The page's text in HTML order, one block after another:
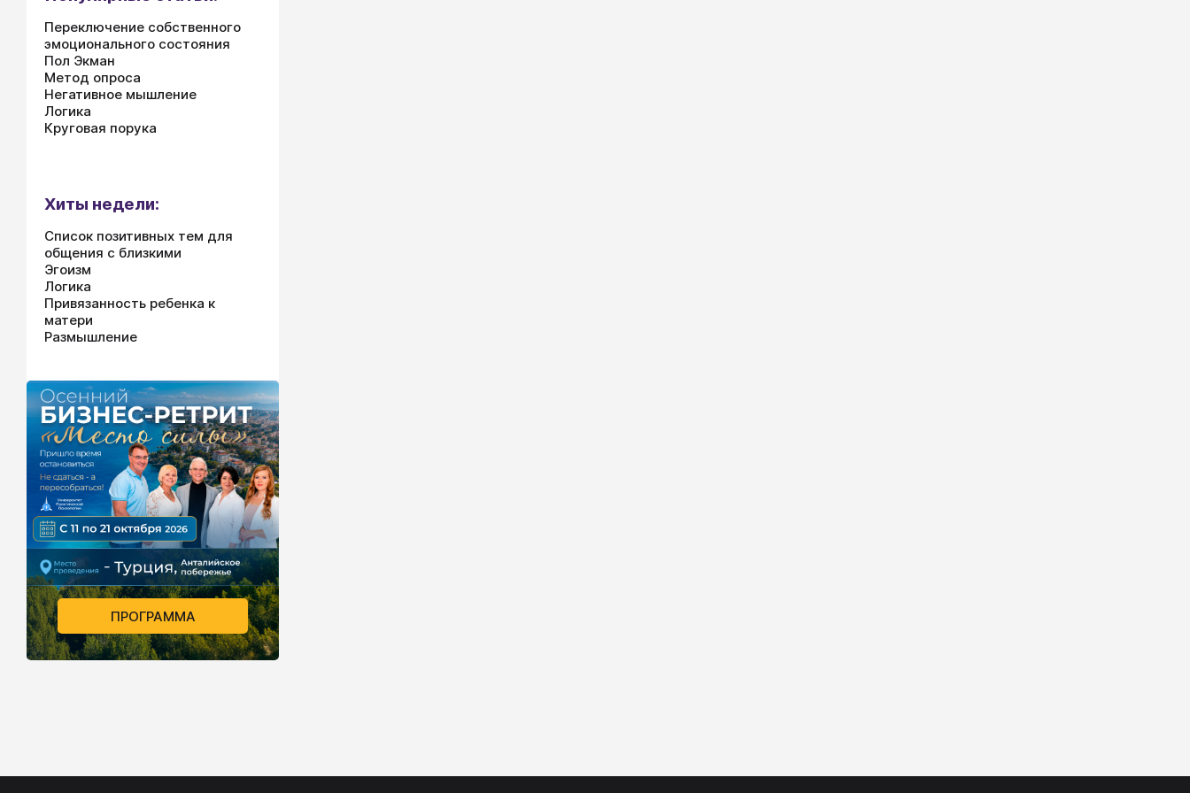
Переключение собственного
эмоционального состояния
Пол Экман
Метод опроса
Негативное мышление
Логика
Круговая порука
Хиты недели:
Список позитивных тем для
общения с близкими
Эгоизм
Логика
Привязанность ребенка к
матери
Размышление
ПРОГРАММА